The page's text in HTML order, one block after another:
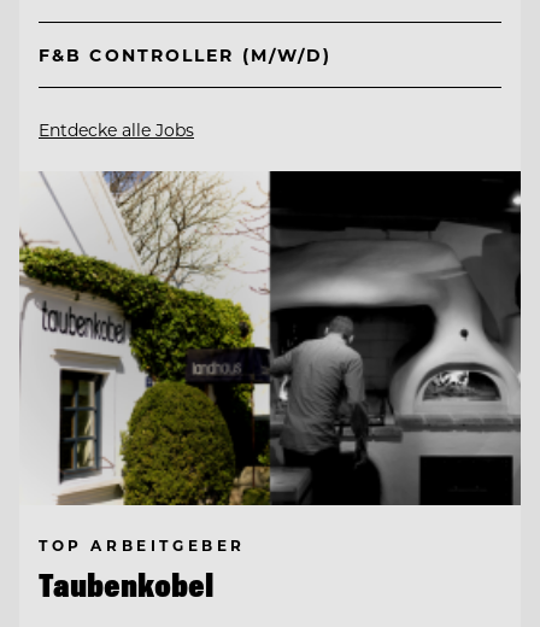
F&B CONTROLLER (M/W/D)
Entdecke alle Jobs
TOP ARBEITGEBER
Taubenkobel